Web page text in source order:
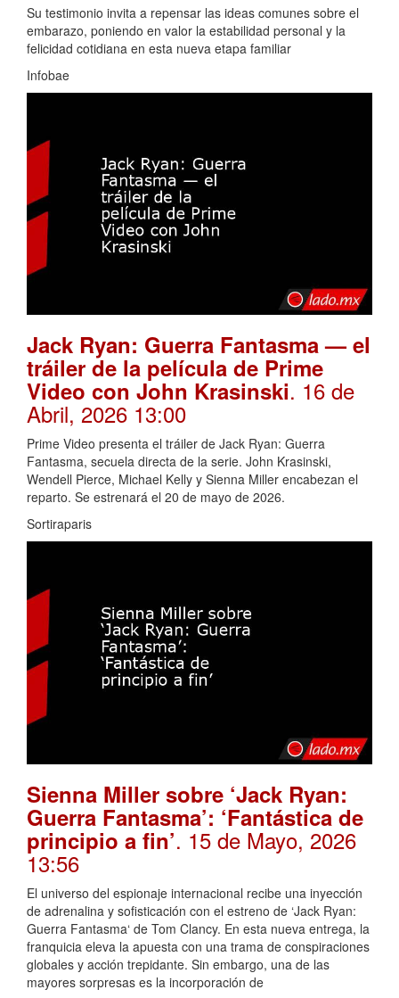
Su testimonio invita a repensar las ideas comunes sobre el
embarazo, poniendo en valor la estabilidad personal y la
felicidad cotidiana en esta nueva etapa familiar
Infobae
Jack Ryan: Guerra Fantasma — el
tráiler de la película de Prime
Video con John Krasinski. 16 de
Abril, 2026 13:00
Prime Video presenta el tráiler de Jack Ryan: Guerra
Fantasma, secuela directa de la serie. John Krasinski,
Wendell Pierce, Michael Kelly y Sienna Miller encabezan el
reparto. Se estrenará el 20 de mayo de 2026.
Sortiraparis
Sienna Miller sobre ‘Jack Ryan:
Guerra Fantasma’: ‘Fantástica de
principio a fin’. 15 de Mayo, 2026
13:56
El universo del espionaje internacional recibe una inyección
de adrenalina y sofisticación con el estreno de ‘Jack Ryan:
Guerra Fantasma‘ de Tom Clancy. En esta nueva entrega, la
franquicia eleva la apuesta con una trama de conspiraciones
globales y acción trepidante. Sin embargo, una de las
mayores sorpresas es la incorporación de